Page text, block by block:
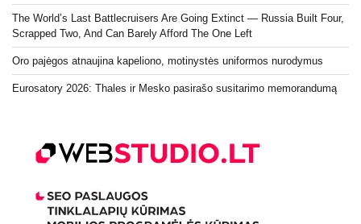
The World’s Last Battlecruisers Are Going Extinct — Russia Built Four,
Scrapped Two, And Can Barely Afford The One Left
Oro pajėgos atnaujina kapeliono, motinystės uniformos nurodymus
Eurosatory 2026: Thales ir Mesko pasirašo susitarimo memorandumą